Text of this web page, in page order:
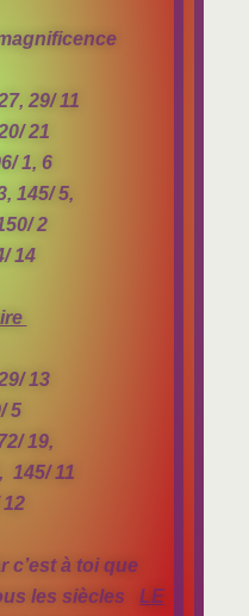
29/ 11
21
1, 6
145/ 5,
2
14
13
5
19,
145/ 11
12
c’est à toi que
les siècles LE